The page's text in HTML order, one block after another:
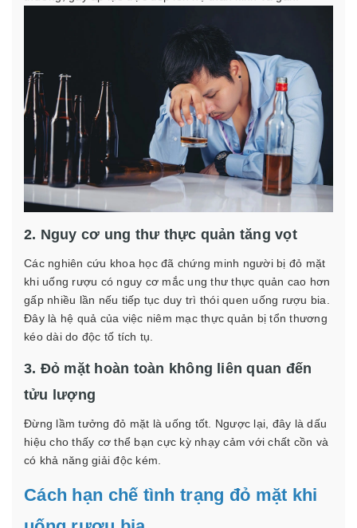
2. Nguy cơ ung thư thực quản tăng vọt
Các nghiên cứu khoa học đã chứng minh người bị đỏ mặt
khi uống rượu có nguy cơ mắc ung thư thực quản cao hơn
gấp nhiều lần nếu tiếp tục duy trì thói quen uống rượu bia.
Đây là hệ quả của việc niêm mạc thực quản bị tổn thương
kéo dài do độc tố tích tụ.
3. Đỏ mặt hoàn toàn không liên quan đến
tửu lượng
Đừng lầm tưởng đỏ mặt là uống tốt. Ngược lại, đây là dấu
hiệu cho thấy cơ thể bạn cực kỳ nhạy cảm với chất cồn và
có khả năng giải độc kém.
Cách hạn chế tình trạng đỏ mặt khi